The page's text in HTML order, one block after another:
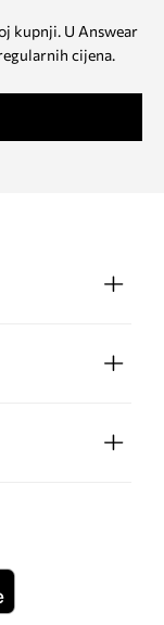
kupnji. U Answear
cijena.